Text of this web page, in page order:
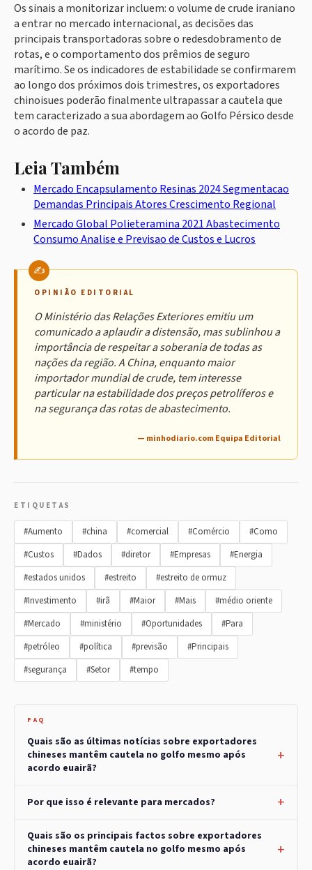
Os sinais a monitorizar incluem: o volume de crude iraniano
a entrar no mercado internacional, as decisões das
principais transportadoras sobre o redesdobramento de
rotas, e o comportamento dos prêmios de seguro
marítimo. Se os indicadores de estabilidade se confirmarem
ao longo dos próximos dois trimestres, os exportadores
chinoisues poderão finalmente ultrapassar a cautela que
tem caracterizado a sua abordagem ao Golfo Pérsico desde
o acordo de paz.
Leia Também
Mercado Encapsulamento Resinas 2024 Segmentacao
Demandas Principais Atores Crescimento Regional
Mercado Global Polieteramina 2021 Abastecimento
Consumo Analise e Previsao de Custos e Lucros
OPINIÃO EDITORIAL
O Ministério das Relações Exteriores emitiu um
comunicado a aplaudir a distensão, mas sublinhou a
importância de respeitar a soberania de todas as
nações da região. A China, enquanto maior
importador mundial de crude, tem interesse
particular na estabilidade dos preços petrolíferos e
na segurança das rotas de abastecimento.
— minhodiario.com Equipa Editorial
ETIQUETAS
#Aumento #china #comercial #Comércio
#Como
#Custos
#Dados #diretor #Empresas
#Energia
#estados unidos
#estreito
#estreito de ormuz
#Investimento
#irã #Maior #Mais
#médio oriente
#Mercado
#ministério #Oportunidades
#Para
#petróleo
#política #previsão
#Principais
#segurança
#Setor #tempo
FAQ
Quais são as últimas notícias sobre exportadores
chineses mantêm cautela no golfo mesmo após
acordo euairã?
Por que isso é relevante para mercados?
Quais são os principais factos sobre exportadores
chineses mantêm cautela no golfo mesmo após
acordo euairã?